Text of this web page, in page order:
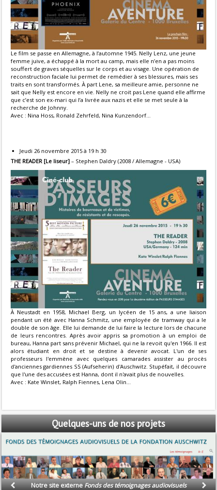
Le film se passe en Allemagne, à l’automne 1945. Nelly Lenz, une jeune
femme juive, a échappé à la mort au camp, mais elle n’en a pas moins
souffert de graves séquelles sur le corps et au visage. Une opération de
reconstruction faciale lui permet de remédier à ses blessures, mais ses
traits en sont transformés. À part Lene, sa meilleure amie, personne ne
sait que Nelly est encore en vie. Nelly ne croit pas Lene quand elle affirme
que c’est son ex-mari qui l’a livrée aux nazis et elle se met seule à la
recherche de Johnny.
Avec : Nina Hoss, Ronald Zehrfeld, Nina Kunzendorf...
Jeudi 26 novembre 2015 à 19 h 30
THE READER [Le liseur] – Stephen Daldry (2008 / Allemagne - USA)
À Neustadt en 1958, Michael Berg, un lycéen de 15 ans, a une liaison
pendant un été avec Hanna Schmitz, une employée de tramway qui a le
double de son âge. Elle lui demande de lui faire la lecture lors de chacune
de leurs rencontres. Après avoir appris sa promotion à un emploi de
bureau, Hanna part sans prévenir Michael, qui ne la revoit qu'en 1966. Il est
alors étudiant en droit et se destine à devenir avocat. L'un de ses
professeurs l'emmène avec quelques camarades assister au procès
d'anciennes gardiennes SS (Aufseherin) d'Auschwitz. Stupéfait, il découvre
que l'une des accusées est Hanna, dont il n'avait plus de nouvelles.
Avec : Kate Winslet, Ralph Fiennes, Lena Olin...
Quelques-unsde nos projets
Notre site externeFonds des témoignages audiovisuels